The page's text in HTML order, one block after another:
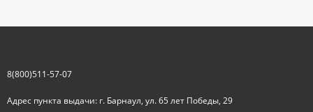
8(800)511-57-07
Адрес пункта выдачи: г. Барнаул, ул. 65 лет Победы, 29